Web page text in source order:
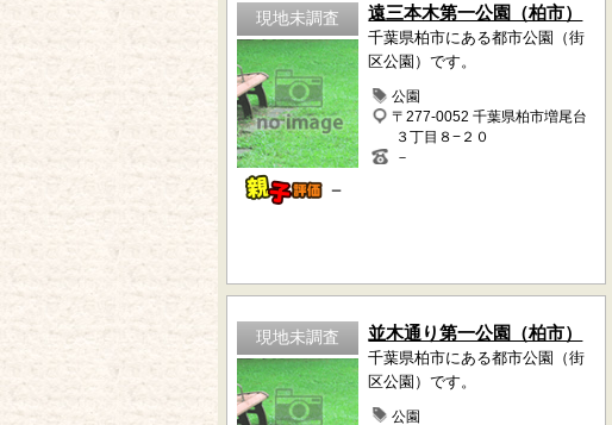
現地未調査
－
遠三本木第一公園（柏市）
千葉県柏市にある都市公園（街
区公園）です。
公園
〒277-0052 千葉県柏市増尾台
３丁目８−２０
－
現地未調査 並木通り第一公園（柏市）
千葉県柏市にある都市公園（街
区公園）です。
公園